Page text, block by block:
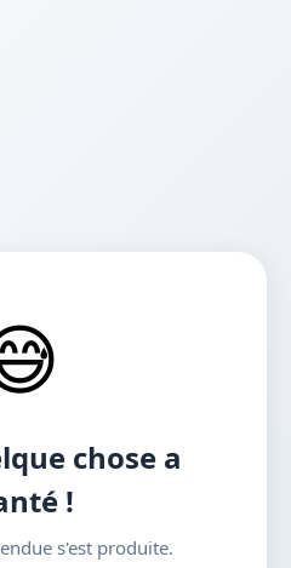
chose a
!
s'est produite.